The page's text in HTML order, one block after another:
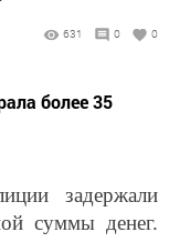
суммы денег.
МВД России